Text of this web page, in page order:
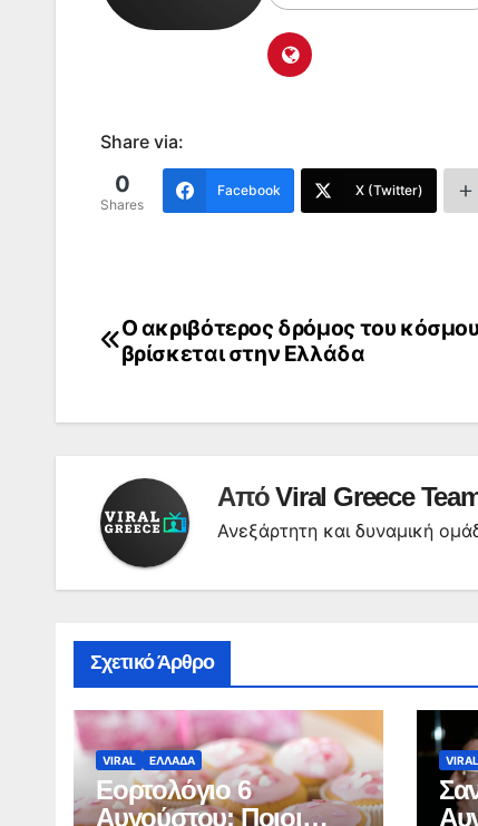
Share via:
0
Shares
Facebook X (Twitter)
Πλοήγηση
Ο ακριβότερος δρόμος του
βρίσκεται στην Ελλάδα
ΑπόViral Greece
Ανεξάρτητη και δυναμική
Σχετικό Άρθρο
VIRAL ΕΛΛΑΔΑ
Εορτολόγιο 6
Αυγούστου: Ποιοι
VIRAL